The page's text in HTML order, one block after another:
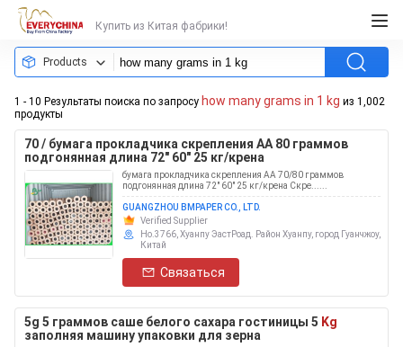
Купить из Китая фабрики!
Products
1 - 10 Результаты поиска по запросу how many grams in 1 kg из 1,002
продукты
70 / бумага прокладчика скрепления АА 80 граммов
подгонянная длина 72" 60" 25 кг/крена
бумага прокладчика скрепления АА 70/80 граммов
подгонянная длина 72" 60" 25 кг/крена Скре......
GUANGZHOU BMPAPER CO., LTD.
Verified Supplier
Но.3766, Хуанпу ЭастРоад. Район Хуанпу, город Гуанчжоу,
Китай
Связаться
5g 5 граммов саше белого сахара гостиницы 5 Kg
заполняя машину упаковки для зерна